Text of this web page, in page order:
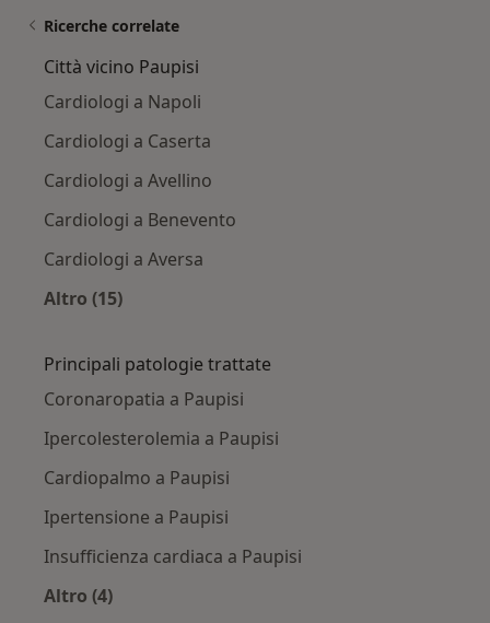
Ricerche correlate
Città vicino Paupisi
Cardiologi a Napoli
Cardiologi a Caserta
Cardiologi a Avellino
Cardiologi a Benevento
Cardiologi a Aversa
Altro (15)
Principali patologie trattate
Coronaropatia a Paupisi
Ipercolesterolemia a Paupisi
Cardiopalmo a Paupisi
Ipertensione a Paupisi
Insufficienza cardiaca a Paupisi
Altro (4)